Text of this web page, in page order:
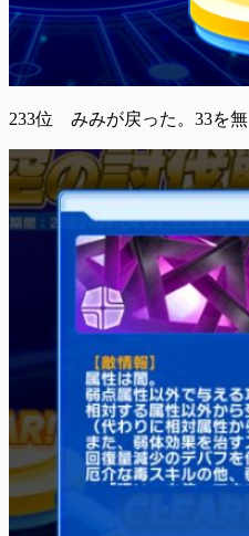
233位 みみが戻った。33を無